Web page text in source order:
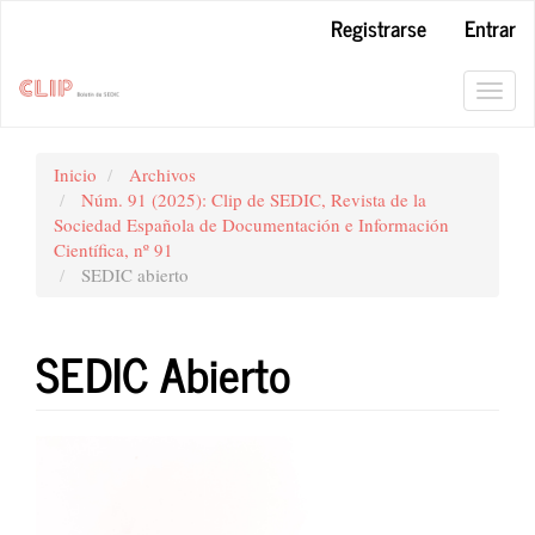
principal
Registrarse
Entrar
Inicio
Archivos
Núm. 91 (2025): Clip de SEDIC, Revista de la
Sociedad Española de Documentación e Información
Científica, nº 91
SEDIC abierto
SEDIC Abierto